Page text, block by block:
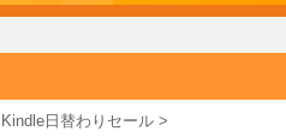
Kindle日替わりセール >